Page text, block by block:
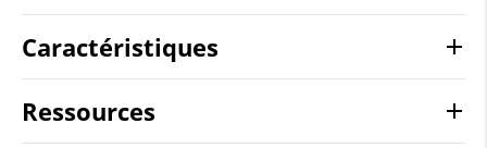
Caractéristiques
Ressources